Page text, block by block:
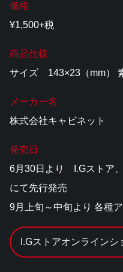
価格
¥1,500+税
商品仕様
サイズ 143×23（mm）
メーカー名
株式会社キャビネット
発売日
6月30日より I.Gストア
にて先行発売
9月上旬～中旬より 各種
I.Gストアオンラインシ